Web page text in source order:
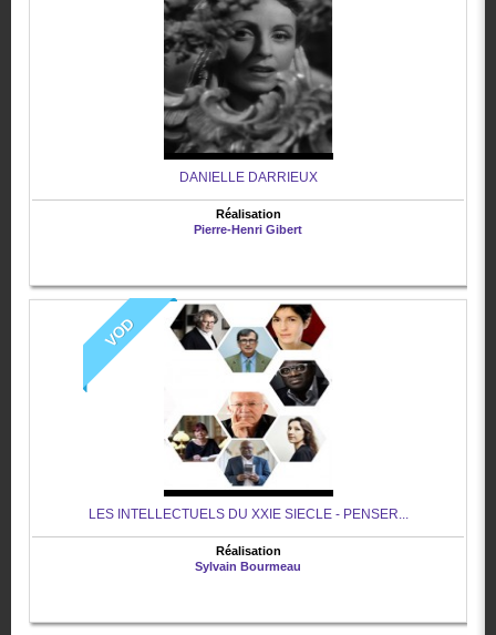
DANIELLE DARRIEUX
Réalisation
Pierre-Henri Gibert
VOD
LES INTELLECTUELS DU XXIE SIECLE - PENSER...
Réalisation
Sylvain Bourmeau